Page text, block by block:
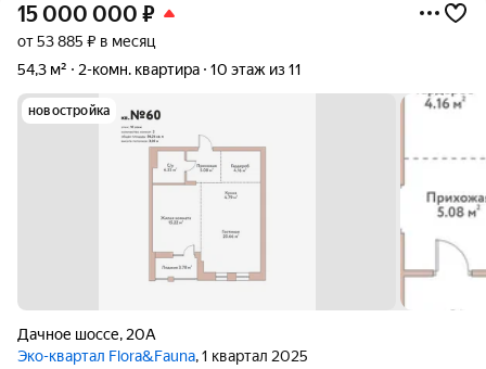
15 000 000 ₽
от 53 885 ₽ в месяц
54,3 м²
2-комн. квартира 10 этаж из 11
новостройка
Дачное шоссе, 20А
Эко-квартал Flora&Fauna, 1 квартал 2025